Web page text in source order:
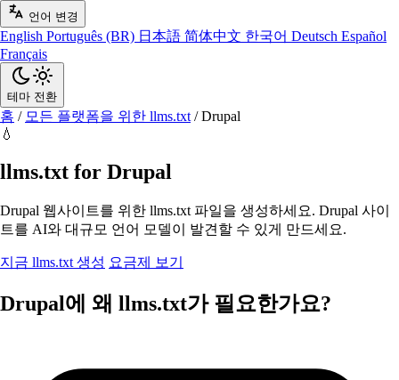
언어 변경
English Português (BR) 日本語 简体中文 한국어 Deutsch Español
Français
테마 전환
홈 / 모든 플랫폼을 위한 llms.txt / Drupal
💧
llms.txt for Drupal
Drupal 웹사이트를 위한 llms.txt 파일을 생성하세요. Drupal 사이
트를 AI와 대규모 언어 모델이 발견할 수 있게 만드세요.
지금 llms.txt 생성 요금제 보기
Drupal에 왜 llms.txt가 필요한가요?